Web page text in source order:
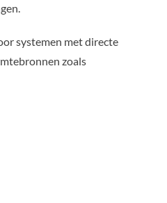
systemen met directe
zoals